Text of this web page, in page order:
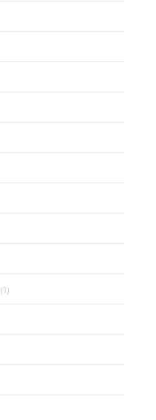
(1)